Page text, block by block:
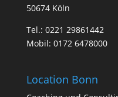
50674 Köln
Tel.: 0221 29861442
Mobil: 0172 6478000
Location Bonn